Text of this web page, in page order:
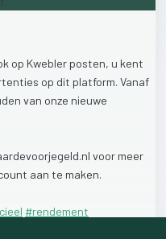
op Kwebler posten, u kent
op dit platform. Vanaf
van onze nieuwe
voor meer
aan te maken.
#rendement